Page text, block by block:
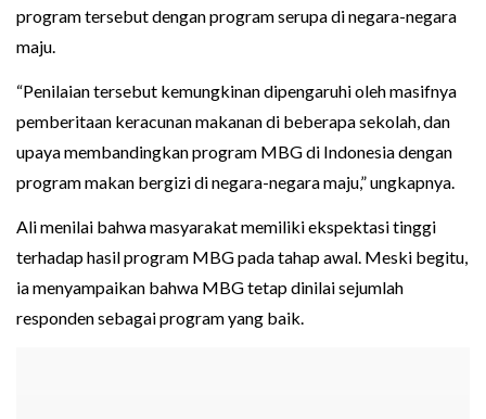
program tersebut dengan program serupa di negara-negara
maju.
“Penilaian tersebut kemungkinan dipengaruhi oleh masifnya
pemberitaan keracunan makanan di beberapa sekolah, dan
upaya membandingkan program MBG di Indonesia dengan
program makan bergizi di negara-negara maju,” ungkapnya.
Ali menilai bahwa masyarakat memiliki ekspektasi tinggi
terhadap hasil program MBG pada tahap awal. Meski begitu,
ia menyampaikan bahwa MBG tetap dinilai sejumlah
responden sebagai program yang baik.